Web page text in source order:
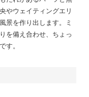
やウェイティングエリ
景を作り出します。ミ
を備え合わせ、ちょっ
す。